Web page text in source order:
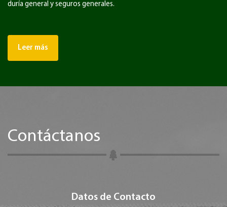
duría general y seguros generales.
Leer más
Contáctanos
Datos de Contacto